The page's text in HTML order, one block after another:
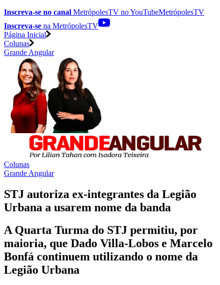
Inscreva-se no canal MetrópolesTV noYouTubeMetrópolesTV
Inscreva-se na MetrópolesTV
Página Inicial
Colunas
Grande Angular
Colunas
Grande Angular
STJ autoriza ex-integrantes da Legião
Urbana a usarem nome da banda
A Quarta Turma do STJ permitiu, por
maioria, que Dado Villa-Lobos e Marcelo
Bonfá continuem utilizando o nome da
Legião Urbana